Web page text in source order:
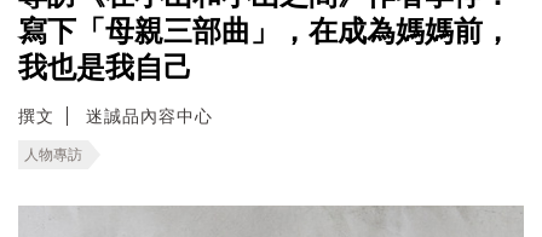
寫下「母親三部曲」，在成為媽媽前，
我也是我自己
撰文 迷誠品內容中心
人物專訪